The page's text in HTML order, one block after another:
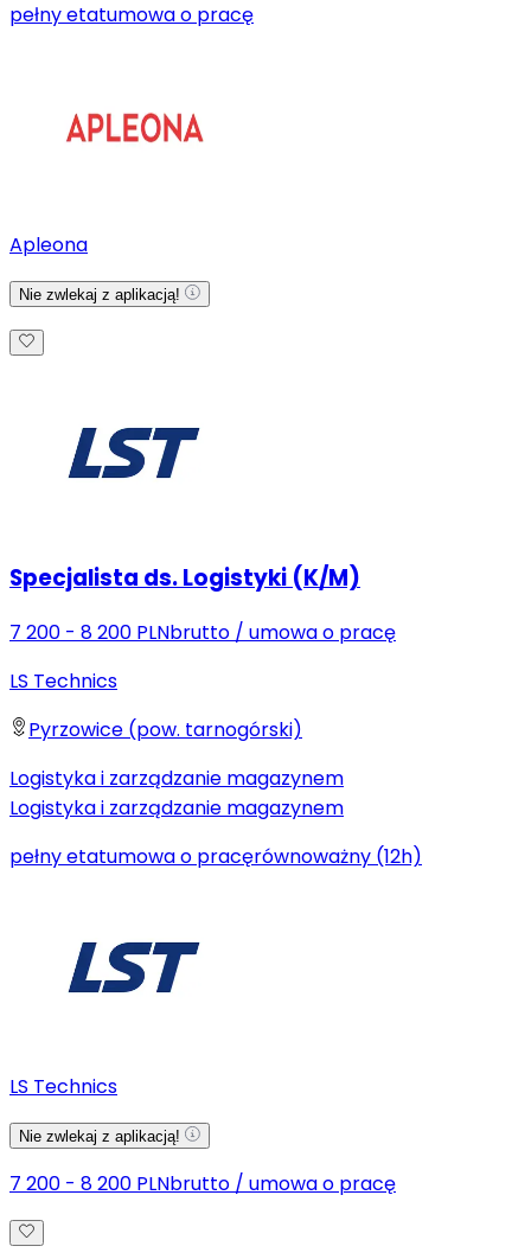
pełny etatumowa o pracę
Apleona
Nie zwlekaj z aplikacją!
Specjalista ds. Logistyki (K/M)
7 200 - 8 200 PLNbrutto / umowa o pracę
LS Technics
Pyrzowice (pow. tarnogórski)
Logistyka i zarządzanie magazynem
Logistyka i zarządzanie magazynem
pełny etatumowa o pracęrównoważny (12h)
LS Technics
Nie zwlekaj z aplikacją!
7 200 - 8 200 PLNbrutto / umowa o pracę